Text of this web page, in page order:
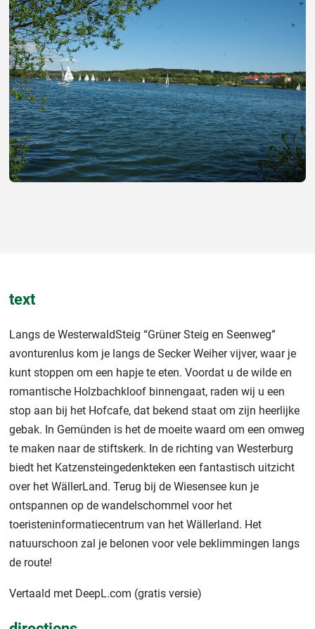
text
Langs de WesterwaldSteig “Grüner Steig en Seenweg”
avonturenlus kom je langs de Secker Weiher vijver, waar je
kunt stoppen om een hapje te eten. Voordat u de wilde en
romantische Holzbachkloof binnengaat, raden wij u een
stop aan bij het Hofcafe, dat bekend staat om zijn heerlijke
gebak. In Gemünden is het de moeite waard om een omweg
te maken naar de stiftskerk. In de richting van Westerburg
biedt het Katzensteingedenkteken een fantastisch uitzicht
over het WällerLand. Terug bij de Wiesensee kun je
ontspannen op de wandelschommel voor het
toeristeninformatiecentrum van het Wällerland. Het
natuurschoon zal je belonen voor vele beklimmingen langs
de route!
Vertaald met DeepL.com (gratis versie)